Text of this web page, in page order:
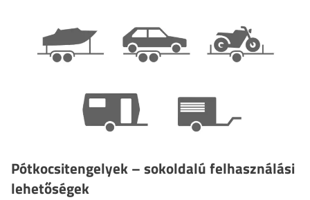
Pótkocsitengelyek – sokoldalú felhasználási
lehetőségek